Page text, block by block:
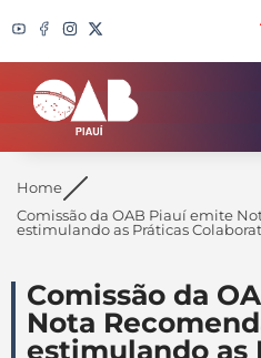
Search
Home
Comissão da OAB Piauí emite
estimulando as Práticas
Comissão da
Nota
estimulando as